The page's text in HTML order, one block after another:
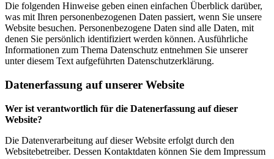
Die folgenden Hinweise geben einen einfachen Überblick darüber,
was mit Ihren personenbezogenen Daten passiert, wenn Sie unsere
Website besuchen. Personenbezogene Daten sind alle Daten, mit
denen Sie persönlich identifiziert werden können. Ausführliche
Informationen zum Thema Datenschutz entnehmen Sie unserer
unter diesem Text aufgeführten Datenschutzerklärung.
Datenerfassung auf unserer Website
Wer ist verantwortlich für die Datenerfassung auf dieser
Website?
Die Datenverarbeitung auf dieser Website erfolgt durch den
Websitebetreiber. Dessen Kontaktdaten können Sie dem Impressum